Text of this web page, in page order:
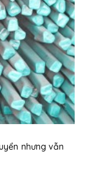
nhưng vẫn